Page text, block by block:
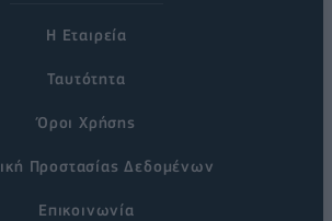
Η Εταιρεία
Ταυτότητα
Όροι Χρήσης
Προστασίας Δεδομένων
Επικοινωνία